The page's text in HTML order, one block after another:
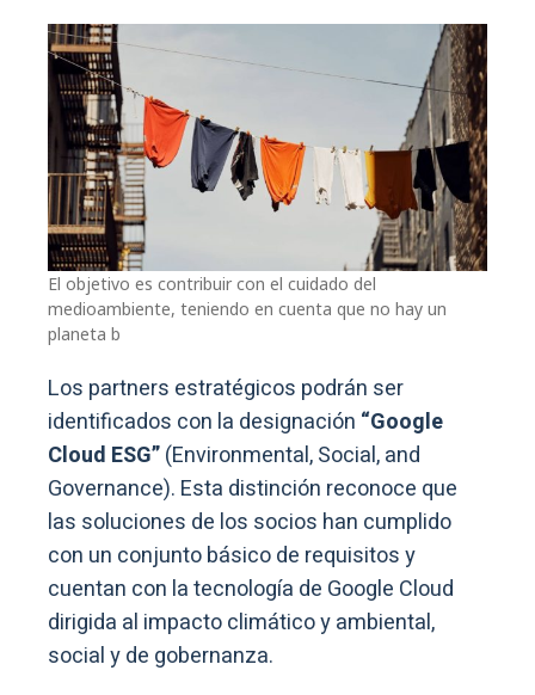
El objetivo es contribuir con el cuidado del
medioambiente, teniendo en cuenta que no hay un
planeta b
Los partners estratégicos podrán ser
identificados con la designación “Google
Cloud ESG”(Environmental, Social, and
Governance). Esta distinción reconoce que
las soluciones de los socios han cumplido
con un conjunto básico de requisitos y
cuentan con la tecnología de Google Cloud
dirigida al impacto climático y ambiental,
social y de gobernanza.